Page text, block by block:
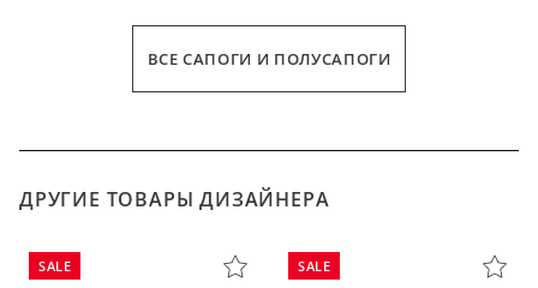
ВСЕ САПОГИ И ПОЛУСАПОГИ
ДРУГИЕ ТОВАРЫ ДИЗАЙНЕРА
SALE SALE